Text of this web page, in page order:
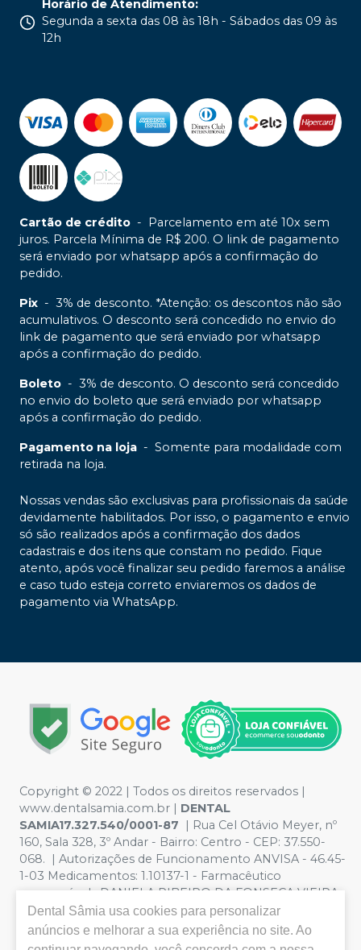
Horário de Atendimento:
Segunda a sexta das 08 às 18h - Sábados das 09 às
12h
Cartão de crédito -
Parcelamento em até 10x sem
juros. Parcela Mínima de R$ 200. O link de pagamento
será enviado por whatsapp após a confirmação do
pedido.
Pix - 3% de desconto. *Atenção: os descontos não são
acumulativos. O desconto será concedido no envio do
link de pagamento que será enviado por whatsapp
após a confirmação do pedido.
Boleto - 3% de desconto. O desconto será concedido
no envio do boleto que será enviado por whatsapp
após a confirmação do pedido.
Pagamento na loja - Somente para modalidade com
retirada na loja.
Nossas vendas são exclusivas para profissionais da saúde
devidamente habilitados. Por isso, o pagamento e envio
só são realizados após a confirmação dos dados
cadastrais e dos itens que constam no pedido. Fique
atento, após você finalizar seu pedido faremos a análise
e caso tudo esteja correto enviaremos os dados de
pagamento via WhatsApp.
Copyright © 2022 | Todos os direitos reservados |
www.dentalsamia.com.br | DENTAL
SAMIA17.327.540/0001-87 | Rua Cel Otávio Meyer, nº
160, Sala 328, 3º Andar - Bairro: Centro - CEP: 37.550-
068. | Autorizações de Funcionamento ANVISA - 46.45-
1-03 Medicamentos: 1.10137-1 - Farmacêutico
responsável: DANIELA RIBEIRO DA FONSECA VIEIRA
CRF/MG nº 11.401 | Política de Privacidade e Segurança -
Fotos meramente ilustrativas - Os preços e condições
da loja virtual estão sujeitos a alterações. Em caso de
Dental Sâmia usa cookies para personalizar
anúncios e melhorar a sua experiência no site. Ao